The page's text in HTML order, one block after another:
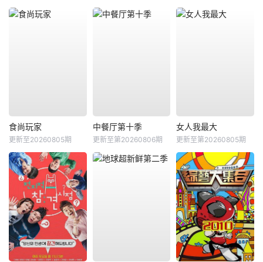
食尚玩家
更新至20260805期
中餐厅第十季
更新至第20260806期
女人我最大
更新至第20260805期